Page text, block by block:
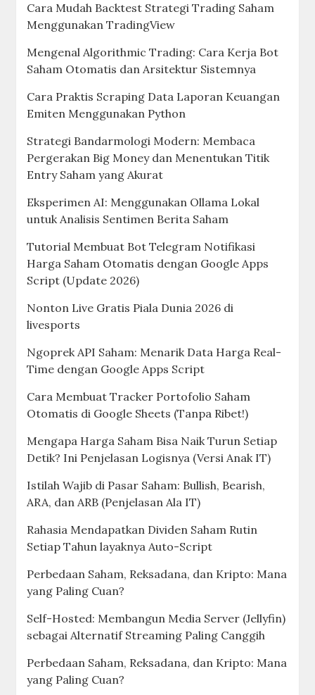
Cara Mudah Backtest Strategi Trading Saham
Menggunakan TradingView
Mengenal Algorithmic Trading: Cara Kerja Bot
Saham Otomatis dan Arsitektur Sistemnya
Cara Praktis Scraping Data Laporan Keuangan
Emiten Menggunakan Python
Strategi Bandarmologi Modern: Membaca
Pergerakan Big Money dan Menentukan Titik
Entry Saham yang Akurat
Eksperimen AI: Menggunakan Ollama Lokal
untuk Analisis Sentimen Berita Saham
Tutorial Membuat Bot Telegram Notifikasi
Harga Saham Otomatis dengan Google Apps
Script (Update 2026)
Nonton Live Gratis Piala Dunia 2026 di
livesports
Ngoprek API Saham: Menarik Data Harga Real-
Time dengan Google Apps Script
Cara Membuat Tracker Portofolio Saham
Otomatis di Google Sheets (Tanpa Ribet!)
Mengapa Harga Saham Bisa Naik Turun Setiap
Detik? Ini Penjelasan Logisnya (Versi Anak IT)
Istilah Wajib di Pasar Saham: Bullish, Bearish,
ARA, dan ARB (Penjelasan Ala IT)
Rahasia Mendapatkan Dividen Saham Rutin
Setiap Tahun layaknya Auto-Script
Perbedaan Saham, Reksadana, dan Kripto: Mana
yang Paling Cuan?
Self-Hosted: Membangun Media Server (Jellyfin)
sebagai Alternatif Streaming Paling Canggih
Perbedaan Saham, Reksadana, dan Kripto: Mana
yang Paling Cuan?